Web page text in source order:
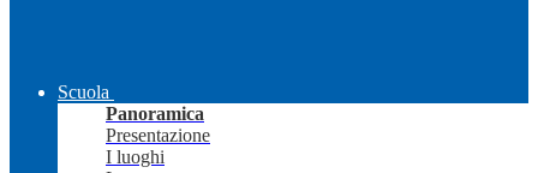
Scuola
Panoramica
Presentazione
I luoghi